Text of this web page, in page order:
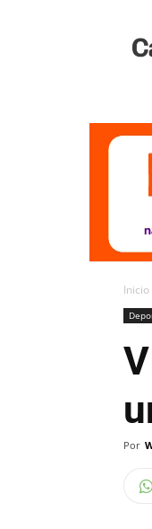
Vivo
Inicio
Por